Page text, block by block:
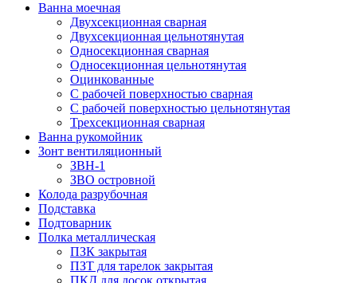
Ванна моечная
Двухсекционная сварная
Двухсекционная цельнотянутая
Односекционная сварная
Односекционная цельнотянутая
Оцинкованные
С рабочей поверхностью сварная
С рабочей поверхностью цельнотянутая
Трехсекционная сварная
Ванна рукомойник
Зонт вентиляционный
ЗВН-1
ЗВО островной
Колода разрубочная
Подставка
Подтоварник
Полка металлическая
ПЗК закрытая
ПЗТ для тарелок закрытая
ПКД для досок открытая